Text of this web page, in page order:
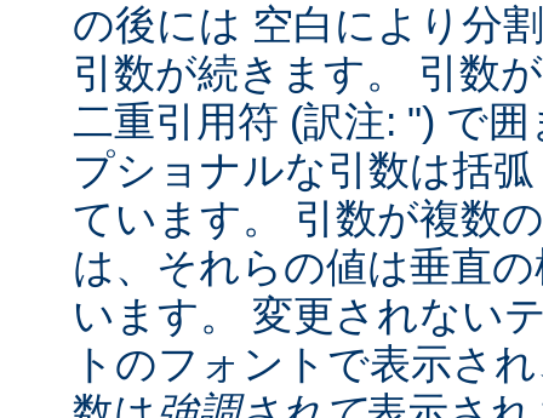
の後には 空白により分
引数が続きます。 引数
二重引用符 (訳注: ") で
プショナルな引数は括
ています。 引数が複数
は、それらの値は垂直
います。 変更されない
トのフォントで表示さ